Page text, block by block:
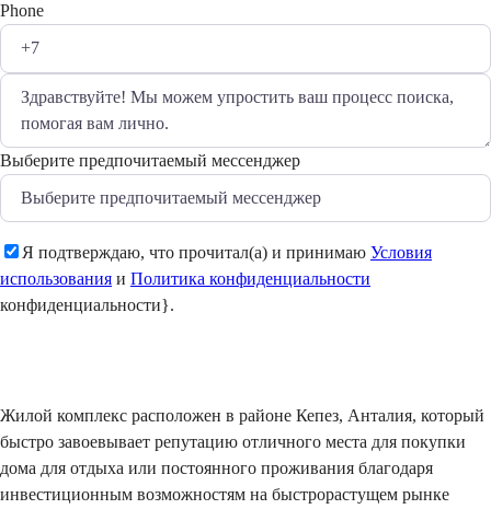
Phone
Выберите предпочитаемый мессенджер
Я подтверждаю, что прочитал(а) и принимаю Условия
использования и Политика конфиденциальности
конфиденциальности}.
Жилой комплекс расположен в районе Кепез, Анталия, который
быстро завоевывает репутацию отличного места для покупки
дома для отдыха или постоянного проживания благодаря
инвестиционным возможностям на быстрорастущем рынке